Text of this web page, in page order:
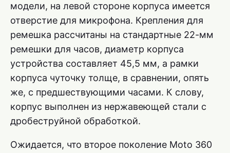
модели, на левой стороне корпуса имеется
отверстие для микрофона. Крепления для
ремешка рассчитаны на стандартные 22-мм
ремешки для часов, диаметр корпуса
устройства составляет 45,5 мм, а рамки
корпуса чуточку толще, в сравнении, опять
же, с предшествующими часами. К слову,
корпус выполнен из нержавеющей стали с
дробеструйной обработкой.
Ожидается, что второе поколение Moto 360